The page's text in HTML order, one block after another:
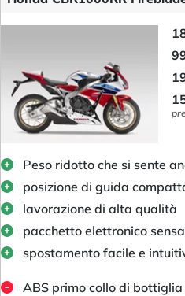
Peso ridotto che si sente
posizione di guida
lavorazione di alta qualità
pacchetto elettronico
spostamento facile e
ABS primo collo di